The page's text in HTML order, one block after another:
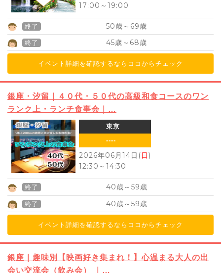
17:00 ～ 19:00
終了 50歳～ 69歳
終了 45歳～ 68歳
イベント詳細を確認するならココからチェック
銀座・汐留｜４０代・５０代の高級和食コースのワン
ランク上・ランチ食事会｜…
東京
----
2026年06月14日(日)
12:30 ～ 14:30
終了 40歳～ 59歳
終了 40歳～ 59歳
イベント詳細を確認するならココからチェック
銀座｜趣味別【映画好き集まれ！】心温まる大人の出
会い交流会（飲み会） ｜…